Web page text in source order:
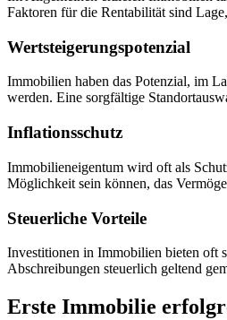
Faktoren für die Rentabilität sind
Wertsteigerungspotenzial
Immobilien haben das Potenzial, im
werden. Eine sorgfältige
Inflationsschutz
Immobilieneigentum wird oft als
Möglichkeit sein können, das
Steuerliche Vorteile
Investitionen in Immobilien bieten oft
Abschreibungen steuerlich geltend
Erste Immobilie